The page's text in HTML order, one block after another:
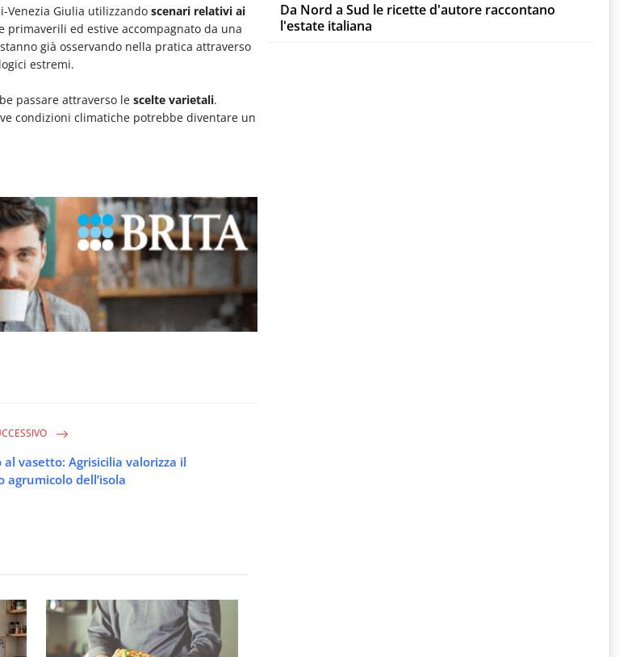
Giulia utilizzando scenari relativi ai
ed estive accompagnato da una
già osservando nella pratica attraverso
estremi.
passare attraverso le scelte varietali.
condizioni climatiche potrebbe diventare un
al vasetto: Agrisicilia valorizza il
agrumicolo dell’isola
Da Nord a Sud le ricette d'autore raccontano
l'estate italiana